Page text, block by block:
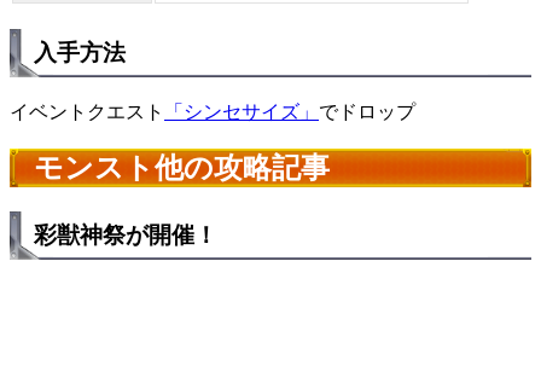
入手方法
イベントクエスト 「シンセサイズ」 でドロップ
モンスト他の攻略記事
彩獣神祭が開催！